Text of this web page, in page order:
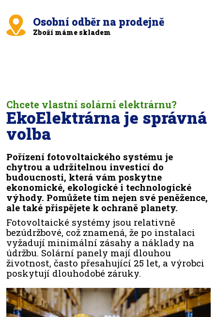
Osobní odběr na prodejně
Zboží máme skladem
Chcete vlastní solární elektrárnu?
EkoElektrárna je správná
volba
Pořízení fotovoltaického systému je
chytrou a udržitelnou investicí do
budoucnosti, která vám poskytne
ekonomické, ekologické i technologické
výhody. Pomůžete tím nejen své peněžence,
ale také přispějete k ochraně planety.
Fotovoltaické systémy jsou relativně
bezúdržbové, což znamená, že po instalaci
vyžadují minimální zásahy a náklady na
údržbu. Solární panely mají dlouhou
životnost, často přesahující 25 let, a výrobci
poskytují dlouhodobé záruky.